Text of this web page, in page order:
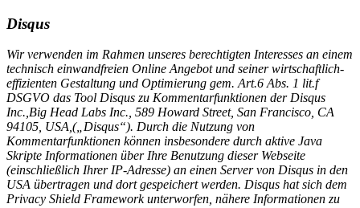
Disqus
Wirverwenden im Rahmen unseres berechtigten Interesses an einem
technisch einwandfreien Online Angebot und seiner wirtschaftlich-
effizienten Gestaltung und Optimierung gem. Art.6 Abs. 1 lit.f
DSGVO das Tool Disqus zu Kommentarfunktionen der Disqus
Inc., Big Head Labs Inc., 589 Howard Street, San Francisco, CA
94105, USA, („Disqus“). Durch die Nutzung von
Kommentarfunktionen können insbesondere durch aktive Java
Skripte Informationen über Ihre Benutzung dieser Webseite
(einschließlich Ihrer IP-Adresse) an einen Server von Disqus in den
USA übertragen und dort gespeichert werden. Disqus hat sich dem
Privacy Shield Framework unterworfen, nähere Informationen zu